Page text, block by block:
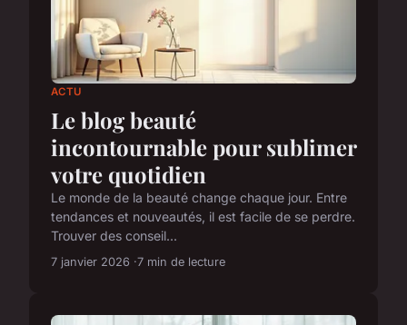
ACTU
Le blog beauté
incontournable pour sublimer
votre quotidien
Le monde de la beauté change chaque jour. Entre
tendances et nouveautés, il est facile de se perdre.
Trouver des conseil...
7 janvier 2026 7 min de lecture